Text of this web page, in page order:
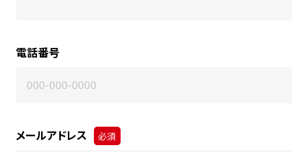
電話番号
メールアドレス 必須